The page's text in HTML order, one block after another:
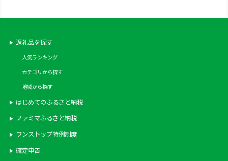
返礼品を探す
人気ランキング
カテゴリから探す
地域から探す
はじめてのふるさと納税
ファミマふるさと納税
ワンストップ特例制度
確定申告